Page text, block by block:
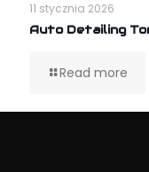
11 stycznia 2026
Auto Detailing
Read more